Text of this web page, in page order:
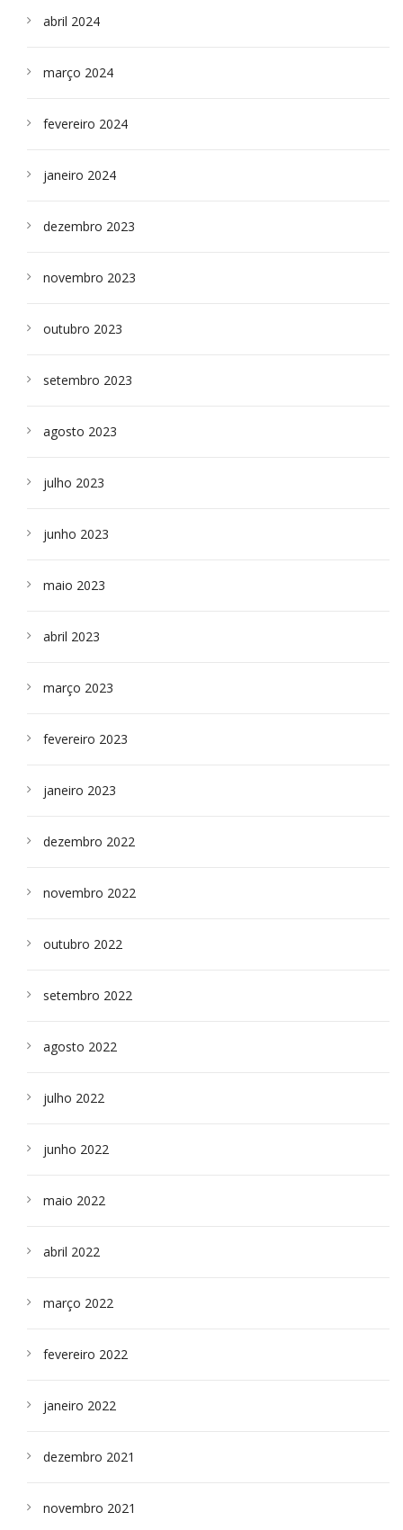
abril 2024
março 2024
fevereiro 2024
janeiro 2024
dezembro 2023
novembro 2023
outubro 2023
setembro 2023
agosto 2023
julho 2023
junho 2023
maio 2023
abril 2023
março 2023
fevereiro 2023
janeiro 2023
dezembro 2022
novembro 2022
outubro 2022
setembro 2022
agosto 2022
julho 2022
junho 2022
maio 2022
abril 2022
março 2022
fevereiro 2022
janeiro 2022
dezembro 2021
novembro 2021